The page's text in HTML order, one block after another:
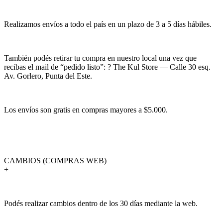
Realizamos envíos a todo el país en un plazo de 3 a 5 días hábiles.
También podés retirar tu compra en nuestro local una vez que
recibas el mail de “pedido listo”: ? The Kul Store — Calle 30 esq.
Av. Gorlero, Punta del Este.
Los envíos son gratis en compras mayores a $5.000.
CAMBIOS (COMPRAS WEB)
+
Podés realizar cambios dentro de los 30 días mediante la web.